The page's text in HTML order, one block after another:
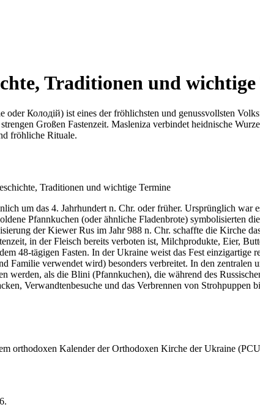
Traditionen und
Колодій) ist eines der fröhlichsten und genussvollsten
Großen Fastenzeit. Masleniza verbindet heidnische
fröhliche Rituale.
um das 4. Jahrhundert n. Chr. oder früher. Ursprünglich war
Pfannkuchen (oder ähnliche Fladenbrote) symbolisierten
der Kiewer Rus im Jahr 988 n. Chr. schaffte die Kirche
in der Fleisch bereits verboten ist, Milchprodukte, Eier,
48-tägigen Fasten. In der Ukraine weist das Fest einzigartige
verwendet wird) besonders verbreitet. In den zentralen
als die Blini (Pfannkuchen), die während des
Verwandtenbesuche und das Verbrennen von Strohpuppen
orthodoxen Kalender der Orthodoxen Kirche der Ukraine